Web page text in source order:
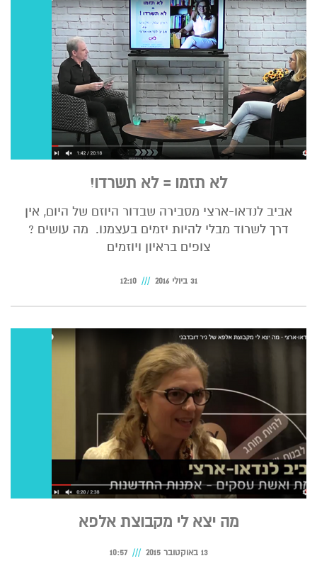
לא תזמו = לא תשרדו!
אביב לנדאו-ארצי מסבירה שבדור היוזם של היום, אין
דרך לשרוד מבלי להיות יזמים בעצמנו. מה עושים ?
צופים בראיון ויוזמים
31 ביולי 2016 12:10
מה יצא לי מקבוצת אלפא
13 באוקטובר 2015 10:57